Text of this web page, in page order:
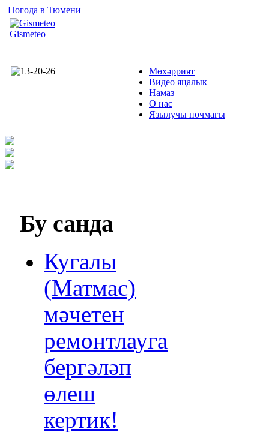
Погода в Тюмени
Gismeteo
Мөхәррият
Видео яңалык
Намаз
О нас
Язылучы почмагы
Бу санда
Кугалы
(Матмас)
мәчетен
ремонтлауга
бергәләп
өлеш
кертик!